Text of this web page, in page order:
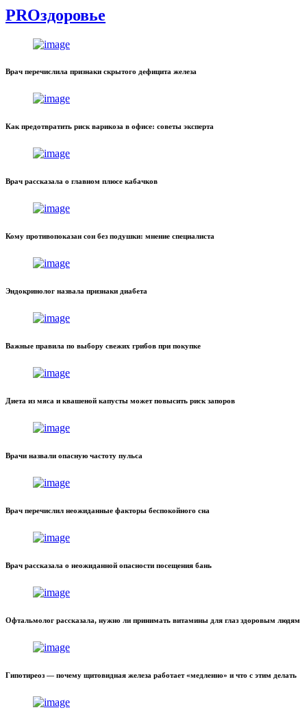
PROздоровье
Врач перечислила признаки скрытого дефицита железа
Как предотвратить риск варикоза в офисе: советы эксперта
Врач рассказала о главном плюсе кабачков
Кому противопоказан сон без подушки: мнение специалиста
Эндокринолог назвала признаки диабета
Важные правила по выбору свежих грибов при покупке
Диета из мяса и квашеной капусты может повысить риск запоров
Врачи назвали опасную частоту пульса
Врач перечислил неожиданные факторы беспокойного сна
Врач рассказала о неожиданной опасности посещения бань
Офтальмолог рассказала, нужно ли принимать витамины для глаз здоровым людям
Гипотиреоз — почему щитовидная железа работает «медленно» и что с этим делать